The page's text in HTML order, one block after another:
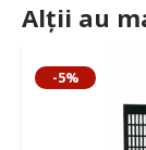
Alții au
-5%